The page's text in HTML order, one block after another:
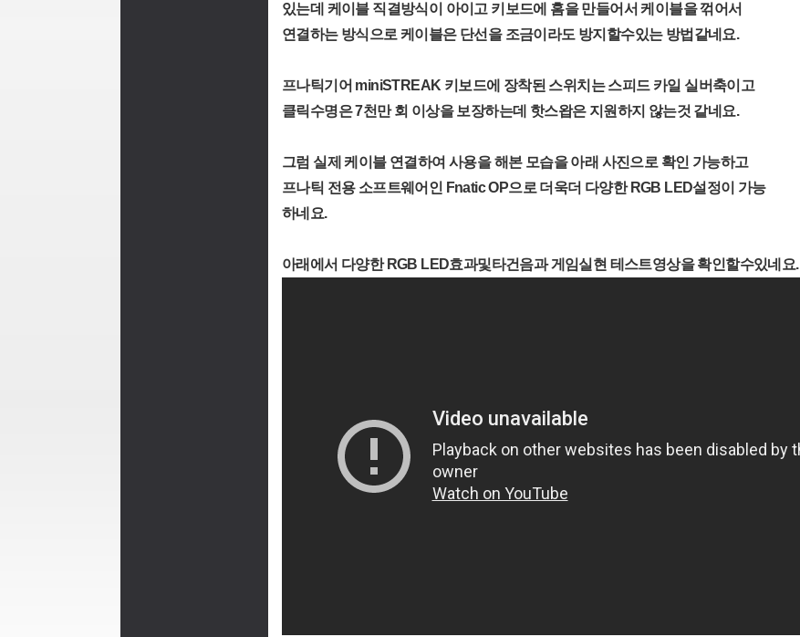
있는데 케이블 직결방식이 아이고 키보드에 홈을 만들어서 케이블을 꺾어서
연결하는 방식으로 케이블은 단선을 조금이라도 방지할수있는 방법같네요.
프나틱기어 miniSTREAK 키보드에 장착된 스위치는 스피드 카일 실버축이고
클릭수명은 7천만 회 이상을 보장하는데 핫스왑은 지원하지 않는것 같네요.
그럼 실제 케이블 연결하여 사용을 해본 모습을 아래 사진으로 확인 가능하고
프나틱 전용 소프트웨어인 Fnatic OP으로 더욱더 다양한 RGB LED설정이 가능
하네요.
아래에서 다양한 RGB LED효과및타건음과 게임실현 테스트영상을 확인할수있네요.